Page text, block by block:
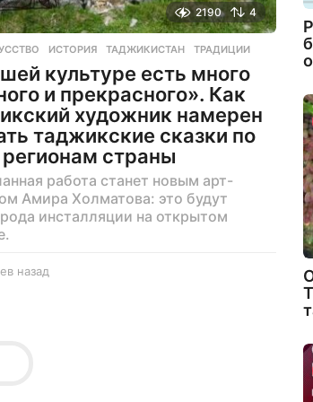
2190 4
,ИСТОРИЯ ,ТАДЖИКИСТАН ,ТРАДИЦИИ
культуре есть много
и прекрасного». Как
художник намерен
таджикские сказки по
страны
работа станет новым арт-
Амира Холматова: это будут
инсталляции на открытом
назад